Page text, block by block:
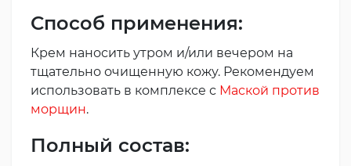
Способ применения:
Крем наносить утром и/или вечером на
тщательно очищенную кожу. Рекомендуем
использовать в комплексе с Маской против
морщин.
Полный состав: